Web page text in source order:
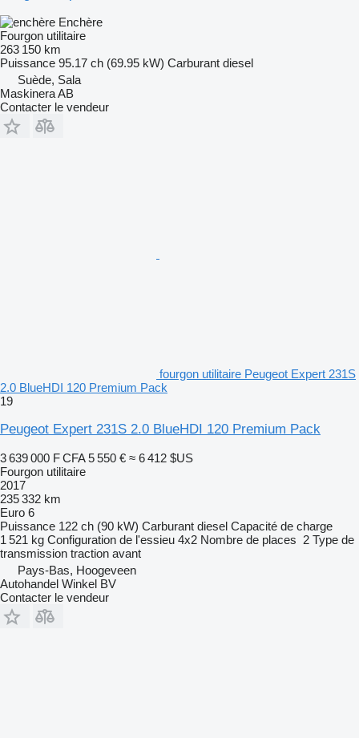
Enchère
Fourgon utilitaire
263 150 km
Puissance 95.17 ch (69.95 kW) Carburant diesel
Suède, Sala
Maskinera AB
Contacter le vendeur
fourgon utilitaire Peugeot Expert 231S
2.0 BlueHDI 120 Premium Pack
19
Peugeot Expert 231S 2.0 BlueHDI 120 Premium Pack
3 639 000 F CFA 5 550 € ≈ 6 412 $US
Fourgon utilitaire
2017
235 332 km
Euro 6
Puissance 122 ch (90 kW) Carburant diesel Capacité de charge
1 521 kg Configuration de l'essieu 4x2 Nombre de places 2 Type de
transmission traction avant
Pays-Bas, Hoogeveen
Autohandel Winkel BV
Contacter le vendeur